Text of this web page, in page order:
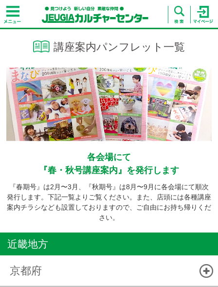
講座案内パンフレット一覧
各会場にて
『春・秋号講座案内』を発行します
『春期号』は2月〜3月、『秋期号』は8月〜9月に各会場にて順次
発行します。下記一覧よりご覧ください。また、店頭には各種講座
案内チラシなども設置しておりますので、ご自由にお持ち帰りくだ
さい。
近畿地方
京都府